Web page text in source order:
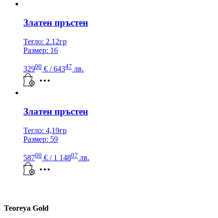
Златен пръстен
Тегло: 2.12гр
Размер: 16
32900 € / 64347 лв.
Златен пръстен
Тегло: 4,19гр
Размер: 59
58700 € / 1 14807 лв.
Teoreya Gold